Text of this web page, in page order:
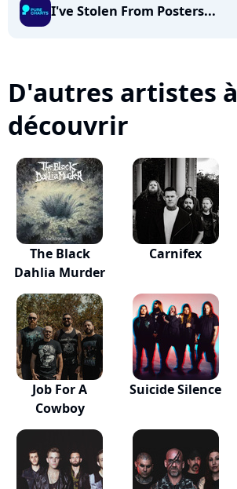
I've Stolen From Posters...
D'autres artistes à
découvrir
The Black
Dahlia Murder
Carnifex
Job For A
Cowboy
Suicide Silence